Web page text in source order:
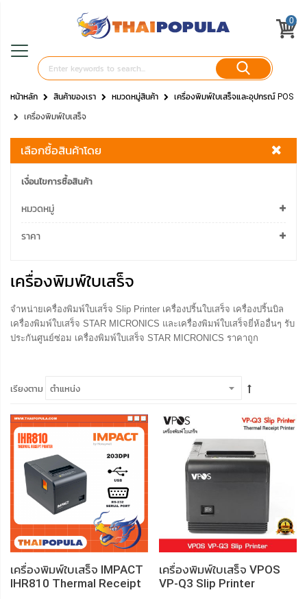
0
หน้าหลัก สินค้าของเรา หมวดหมู่สินค้า เครื่องพิมพ์ใบเสร็จและอุปกรณ์ POS
เครื่องพิมพ์ใบเสร็จ
เครื่องพิมพ์ใบเสร็จ
จำหน่ายเครื่องพิมพ์ใบเสร็จ Slip Printer เครื่องปริ้นใบเสร็จ เครื่องปริ้นบิล
เครื่องพิมพ์ใบเสร็จ STAR MICRONICS และเครื่องพิมพ์ใบเสร็จยี่ห้ออื่นๆ รับ
ประกันศูนย์ซ่อม เครื่องพิมพ์ใบเสร็จ STAR MICRONICS ราคาถูก
เรียงตาม
เครื่องพิมพ์ใบเสร็จ IMPACT
IHR810 Thermal Receipt
เครื่องพิมพ์ใบเสร็จ VPOS
VP-Q3 Slip Printer
เลือกซื้อสินค้าโดย
เงื่อนไขการซื้อสินค้า
หมวดหมู่
ราคา